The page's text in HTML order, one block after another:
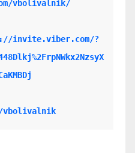
vbolivalnik/
invite.viber.com/?